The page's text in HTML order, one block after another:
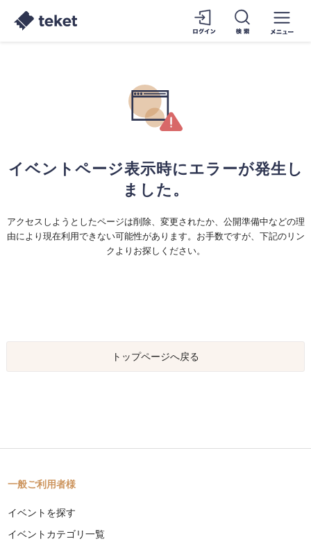
イベントページ表示時にエラーが発生し
ました。
アクセスしようとしたページは削除、変更されたか、公開準備中などの理
由により現在利用できない可能性があります。お手数ですが、下記のリン
クよりお探しください。
トップページへ戻る
一般ご利用者様
イベントを探す
イベントカテゴリ一覧